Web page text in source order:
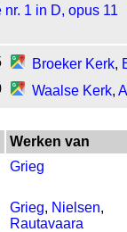
nr. 1 in D, opus 11
Broeker Kerk,
Waalse Kerk,
Werken van
Grieg
Grieg, Nielsen,
Rautavaara